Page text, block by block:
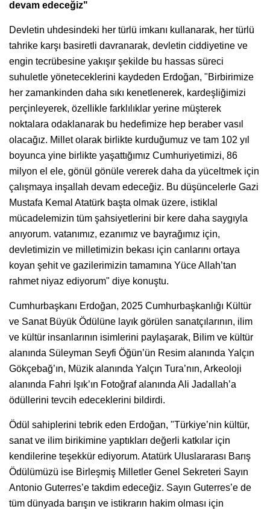
devam edeceğiz"
Devletin uhdesindeki her türlü imkanı kullanarak, her türlü
tahrike karşı basiretli davranarak, devletin ciddiyetine ve
engin tecrübesine yakışır şekilde bu hassas süreci
suhuletle yöneteceklerini kaydeden Erdoğan, "Birbirimize
her zamankinden daha sıkı kenetlenerek, kardeşliğimizi
perçinleyerek, özellikle farklılıklar yerine müşterek
noktalara odaklanarak bu hedefimize hep beraber vasıl
olacağız. Millet olarak birlikte kurduğumuz ve tam 102 yıl
boyunca yine birlikte yaşattığımız Cumhuriyetimizi, 86
milyon el ele, gönül gönüle vererek daha da yüceltmek için
çalışmaya inşallah devam edeceğiz. Bu düşüncelerle Gazi
Mustafa Kemal Atatürk başta olmak üzere, istiklal
mücadelemizin tüm şahsiyetlerini bir kere daha saygıyla
anıyorum. vatanımız, ezanımız ve bayrağımız için,
devletimizin ve milletimizin bekası için canlarını ortaya
koyan şehit ve gazilerimizin tamamına Yüce Allah’tan
rahmet niyaz ediyorum" diye konuştu.
Cumhurbaşkanı Erdoğan, 2025 Cumhurbaşkanlığı Kültür
ve Sanat Büyük Ödülüne layık görülen sanatçılarının, ilim
ve kültür insanlarının isimlerini paylaşarak, Bilim ve kültür
alanında Süleyman Seyfi Öğün’ün Resim alanında Yalçın
Gökçebağ’ın, Müzik alanında Yalçın Tura’nın, Arkeoloji
alanında Fahri Işık’ın Fotoğraf alanında Ali Jadallah’a
ödüllerini tevcih edeceklerini bildirdi.
Ödül sahiplerini tebrik eden Erdoğan, "Türkiye’nin kültür,
sanat ve ilim birikimine yaptıkları değerli katkılar için
kendilerine teşekkür ediyorum. Atatürk Uluslararası Barış
Ödülümüzü ise Birleşmiş Milletler Genel Sekreteri Sayın
Antonio Guterres’e takdim edeceğiz. Sayın Guterres’e de
tüm dünyada barışın ve istikrarın hakim olması için